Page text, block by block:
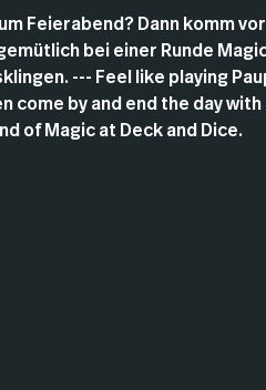
Feierabend? Dann komm
bei einer Runde
--- Feel like playing
come by and end the day with
of Magic at Deck and Dice.